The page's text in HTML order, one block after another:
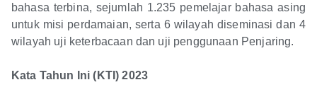
bahasa terbina, sejumlah 1.235 pemelajar bahasa asing
untuk misi perdamaian, serta 6 wilayah diseminasi dan 4
wilayah uji keterbacaan dan uji penggunaan Penjaring.
Kata Tahun Ini (KTI) 2023